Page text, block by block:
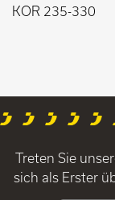
KOR 235-330
Treten Sie
sich als Erster